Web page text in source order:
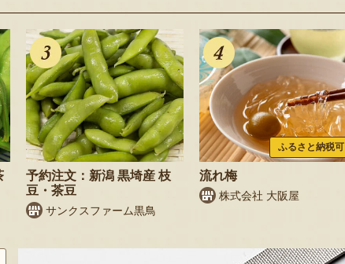
予約注文：新潟 黒埼産 枝
豆・茶豆
サンクスファーム黒鳥
ふるさと納税可
流れ梅
株式会社 大阪屋